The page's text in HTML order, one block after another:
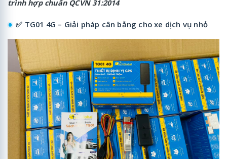
trình hợp chuẩn QCVN 31:2014
✅ TG01 4G – Giải pháp cân bằng cho xe dịch vụ nhỏ